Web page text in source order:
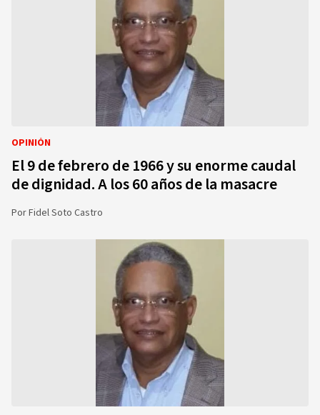
OPINIÓN
El 9 de febrero de 1966 y su enorme caudal
de dignidad. A los 60 años de la masacre
PorFidel Soto Castro